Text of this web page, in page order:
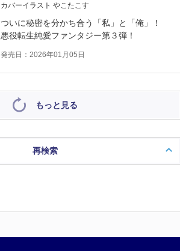
カバーイラスト やこたこす
ついに秘密を分かち合う「私」と「俺」！
悪役転生純愛ファンタジー第３弾！
発売日：2026年01月05日
もっと見る
再検索